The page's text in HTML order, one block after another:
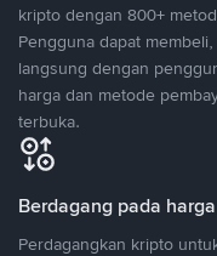
kripto dengan 800+
Pengguna dapat
langsung dengan
harga dan metode
terbuka.
Berdagang pada
Perdagangkan kripto